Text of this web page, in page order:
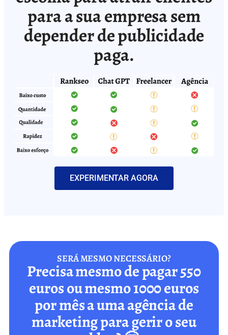
para a sua empresa sem
depender de publicidade
paga.
EXPERIMENTAR AGORA
SERÁ MESMO NECESSÁRIO?
Precisa mesmo de pagar 550
euros ou mesmo 1000 euros
por mês a uma agência de
marketing para gerir o seu